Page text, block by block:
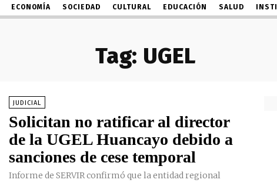
ECONOMÍA SOCIEDAD CULTURAL EDUCACIÓN SALUD
Tag: UGEL
JUDICIAL
Solicitan no ratificar al director
de la UGEL Huancayo debido a
sanciones de cese temporal
Informe de SERVIR confirmó que la entidad regional